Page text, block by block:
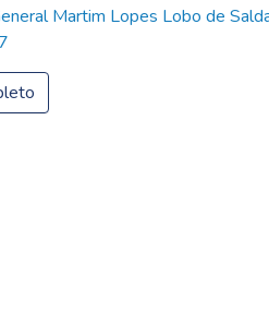
Martim Lopes Lobo de